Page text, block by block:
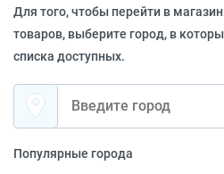
Для того, чтобы перейти в
товаров, выберите город, в
списка доступных.
Популярные города